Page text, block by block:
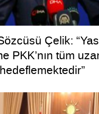
Çelik:
PKK’nın tüm